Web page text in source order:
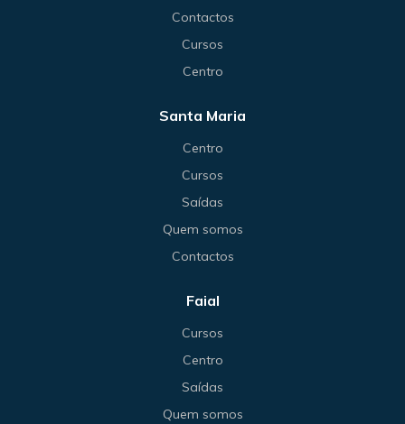
Contactos
Cursos
Centro
Santa Maria
Centro
Cursos
Saídas
Quem somos
Contactos
Faial
Cursos
Centro
Saídas
Quem somos